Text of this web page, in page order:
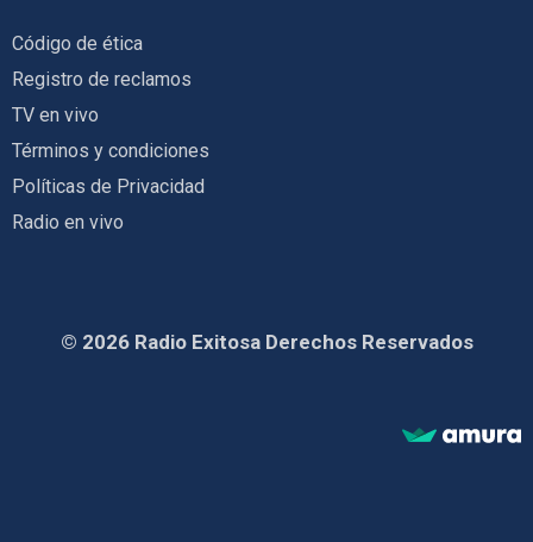
Código de ética
Registro de reclamos
TV en vivo
Términos y condiciones
Políticas de Privacidad
Radio en vivo
© 2026 Radio Exitosa Derechos Reservados